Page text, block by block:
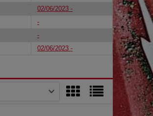
02/06/2023 -
-
-
02/06/2023 -